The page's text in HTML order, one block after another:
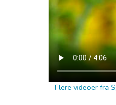
Flere videoer fra